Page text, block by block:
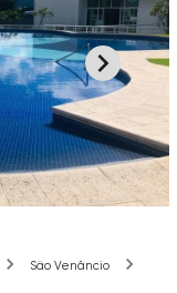
São Venâncio